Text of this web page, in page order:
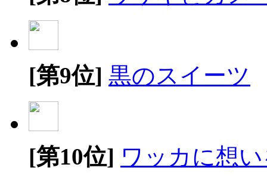
[第9位] 黒のスイーツ
[第10位] ワッカに想